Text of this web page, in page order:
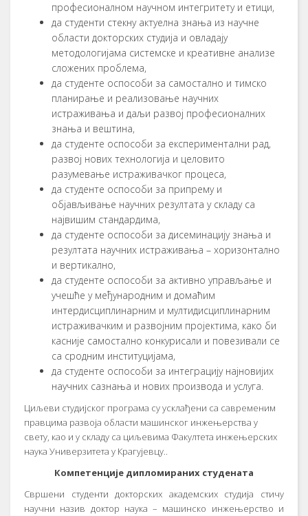
професионалном научном интегритету и етици,
да студенти стекну актуелна знања из научне
области докторских студија и овладају
методологијама системске и креативне анализе
сложених проблема,
да студенте оспособи за самостално и тимско
планирање и реализовање научних
истраживања и даљи развој професионалних
знања и вештина,
да студенте оспособи за експериментални рад,
развој нових технологија и целовито
разумевање истраживачког процеса,
да студенте оспособи за припрему и
објављивање научних резултата у складу са
највишим стандардима,
да студенте оспособи за дисеминацију знања и
резултата научних истраживања – хоризонтално
и вертикално,
да студенте оспособи за активно управљање и
учешће у међународним и домаћим
интердисциплинарним и мултидисциплинарним
истраживачким и развојним пројектима, како би
касније самостално конкурисали и повезивали се
са сродним институцијама,
да студенте оспособи за интеграцију најновијих
научних сазнања и нових производа и услуга.
Циљеви студијског програма су усклађени са савременим
правцима развоја области машинског инжењерства у
свету, као и у складу са циљевима Факултета инжењерских
наука Универзитета у Крагујевцу..
Компетенције дипломираних студената
Свршени студенти докторских академских студија стичу
научни назив доктор наука – машинско инжењерство и